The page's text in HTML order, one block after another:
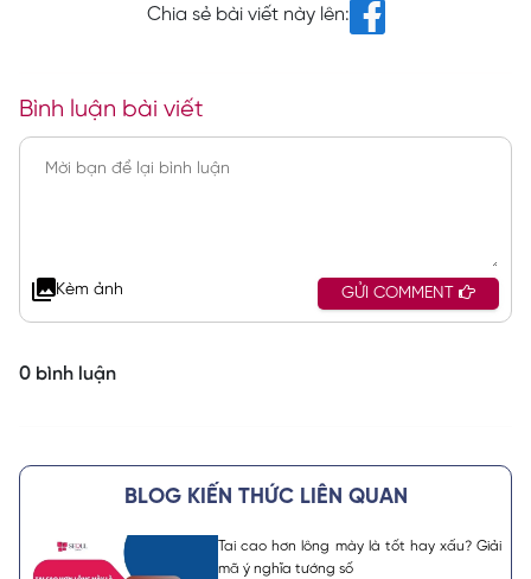
Chia sẻ bài viết này lên:
Bình luận bài viết
Kèm ảnh GỬI COMMENT
0 bình luận
BLOG KIẾN THỨC LIÊN QUAN
Tai cao hơn lông mày là tốt hay xấu? Giải
mã ý nghĩa tướng số